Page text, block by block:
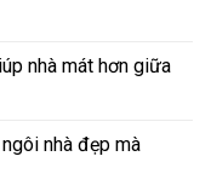
nhà mát hơn giữa
nhà đẹp mà